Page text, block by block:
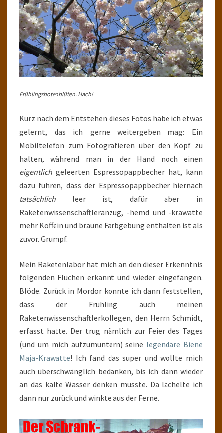
Frühlingsbotenblüten. Hach!
Kurz nach dem Entstehen dieses Fotos habe ich etwas
gelernt, das ich gerne weitergeben mag: Ein
Mobiltelefon zum Fotografieren über den Kopf zu
halten, während man in der Hand noch einen
eigentlich geleerten Espressopappbecher hat, kann
dazu führen, dass der Espressopappbecher hiernach
tatsächlich leer ist, dafür aber in
Raketenwissenschaftleranzug, -hemd und -krawatte
mehr Koffein und braune Farbgebung enthalten ist als
zuvor. Grumpf.
Mein Raketenlabor hat mich an den dieser Erkenntnis
folgenden Flüchen erkannt und wieder eingefangen.
Blöde. Zurück in Mordor konnte ich dann feststellen,
dass der Frühling auch meinen
Raketenwissenschaftlerkollegen, den Herrn Schmidt,
erfasst hatte. Der trug nämlich zur Feier des Tages
(und um mich aufzumuntern) seine legendäre Biene
Maja-Krawatte! Ich fand das super und wollte mich
auch überschwänglich bedanken, bis ich dann wieder
an das kalte Wasser denken musste. Da lächelte ich
dann nur zurück und winkte aus der Ferne.